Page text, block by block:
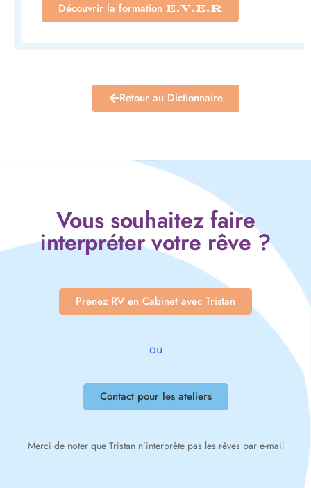
Découvrir la formation E.V.E.R
Retour au Dictionnaire
Vous souhaitez faire
interpréter votre rêve ?
Prenez RV en Cabinet avec Tristan
ou
Contact pour les ateliers
Merci de noter que Tristan n’interprète pas les rêves par e-mail